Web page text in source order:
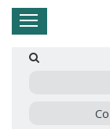
Hogar